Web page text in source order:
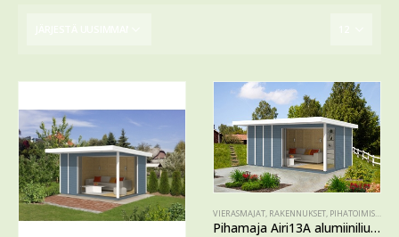
VIERASMAJAT, RAKENNUKSET, PIHATOIMISTOT
Pihamaja Airi13A alumiiniliukuovella